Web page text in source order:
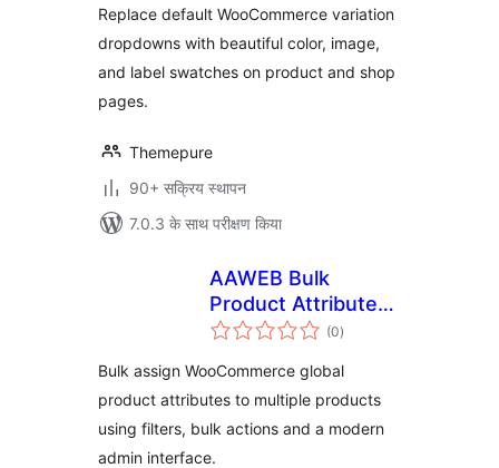
Replace default WooCommerce variation
dropdowns with beautiful color, image,
and label swatches on product and shop
pages.
Themepure
90+ सक्रिय स्थापन
7.0.3 के साथ परीक्षण किया
AAWEB Bulk
Product Attributes
for WooCommerce
(0कुल
दर)
Bulk assign WooCommerce global
product attributes to multiple products
using filters, bulk actions and a modern
admin interface.